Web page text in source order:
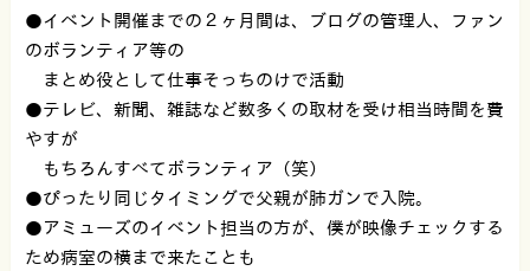
●イベント開催までの２ヶ月間は、ブログの管理人、ファン
のボランティア等の
まとめ役として仕事そっちのけで活動
●テレビ、新聞、雑誌など数多くの取材を受け相当時間を費
やすが
もちろんすべてボランティア（笑）
●ぴったり同じタイミングで父親が肺ガンで入院。
●アミューズのイベント担当の方が、僕が映像チェックする
ため病室の横まで来たことも